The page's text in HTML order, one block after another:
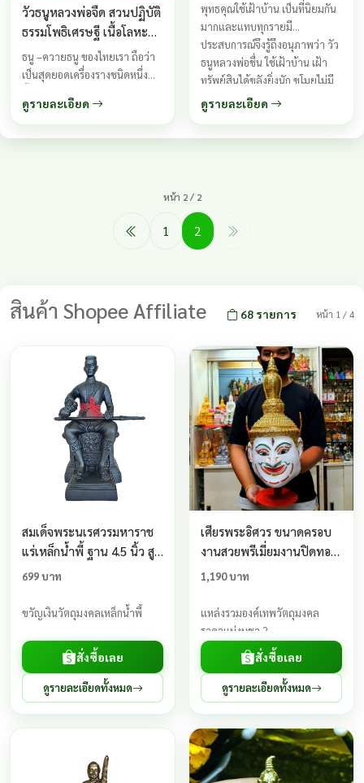
วัวธนูหลวงพ่อจืด สวนปฏิบัติ
ธรรมโพธิเศรษฐี เนื้อโลหะ
อาถรรพ์ สร้างปี 2548
ธนู –ควายธนู ของไทยเรา ถือว่า
เป็นสุดยอดเครื่องรางชนิดหนึ่ง
เครื่องรางชนิดนี้ คือการป้องกัน
คุ้มครองผู้บูชาให้พ้นภยันตราย
ดูรายละเอียด
พุทธคุณใช้เฝ้าบ้าน เป็นที่นิยมกัน
มากและแทบทุกรายมี
ประสบการณ์จึงรู้ถึงอนุภาพว่า วัว
ธนูหลวงพ่อชื่น ใช้เฝ้าบ้าน เฝ้า
ทรัพย์สินได้ขลังยิ่งนัก ขโมยไม่มี
ทางเอาอะไรไปได้เลย วัวธนูจะมี
อนุภาพในทางป้องกัน ...
ดูรายละเอียด
หน้า 2 / 2
1 2
สินค้า Shopee Affiliate 68 รายการ หน้า 1 / 4
สมเด็จพระนเรศวรมหาราช
แร่เหล็กน้ำพี้ ฐาน 4.5 นิ้ว สูง
10 นิ้ว
699 บาท
ขวัญเงินวัตถุมงคลเหล็กน้ำพี้
สั่งซื้อเลย
ดูรายละเอียดทั้งหมด
เศียรพระอิศวร ขนาดครอบ
งานสวยพรีเมี่ยมงานปิดทอง
ประดับเพชร
1,190 บาท
แหล่งรวมองค์เทพวัตถุมงคล
ราคาแบ่งบูชา 2
สั่งซื้อเลย
ดูรายละเอียดทั้งหมด